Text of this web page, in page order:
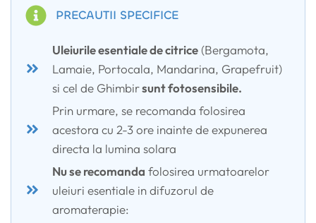
PRECAUTII SPECIFICE
Uleiurile esentiale de citrice (Bergamota,
Lamaie, Portocala, Mandarina, Grapefruit)
si cel de Ghimbirsunt fotosensibile.
Prin urmare, se recomanda folosirea
acestora cu 2-3 ore inainte de expunerea
directa la lumina solara
Nu se recomanda folosirea urmatoarelor
uleiuri esentiale in difuzorul de
aromaterapie: